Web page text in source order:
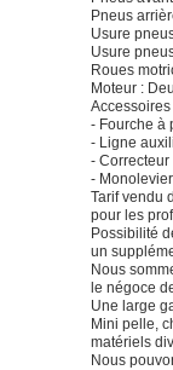
Pneus
Usure
Usure
Roues
Moteur :
Accessoires
- Fourche à
- Ligne
-
- Monolevier
Tarif vendu
pour les
Possibilité
un
Nous
le négoce
Une large
Mini pelle,
matériels
Nous